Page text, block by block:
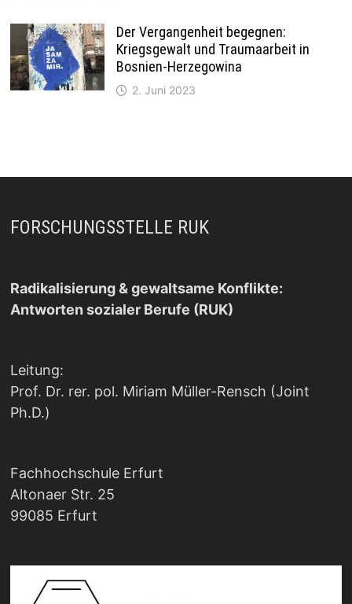
Der Vergangenheit begegnen:
Kriegsgewalt und Traumaarbeit in
Bosnien-Herzegowina
2. Juni 2023
FORSCHUNGSSTELLE RUK
Radikalisierung & gewaltsame Konflikte:
Antworten sozialer Berufe (RUK)
Leitung:
Prof. Dr. rer. pol. Miriam Müller-Rensch (Joint
Ph.D.)
Fachhochschule Erfurt
Altonaer Str. 25
99085 Erfurt